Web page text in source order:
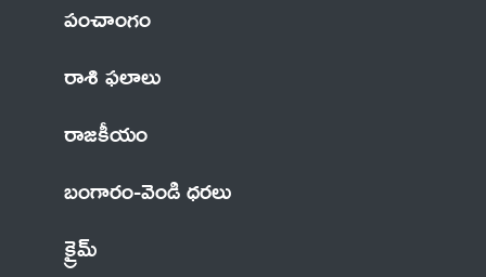
పంచాంగం
రాశి ఫలాలు
రాజకీయం
బంగారం-వెండి ధరలు
క్రైమ్